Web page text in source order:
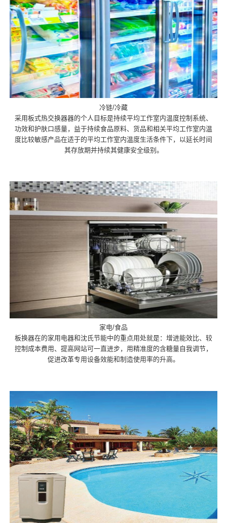
冷链/冷藏
采用板式热交换器器的个人目标是持续平均工作室内温度控制系统、
功效和护肤口感量，益于持续食品原料、货品和相关平均工作室内温
度比较敏感产品在适于的平均工作室内温度生活条件下，以延长时间
其存放期并持续其健康安全级别。
家电/食品
板换器在的家用电器和沈氏节能中的重点用处就是：增进能效比、较
控制成本费用、提高网站可一直进步，用精准度的含糖量自我调节，
促进改革专用设备效能和制造使用率的升高。